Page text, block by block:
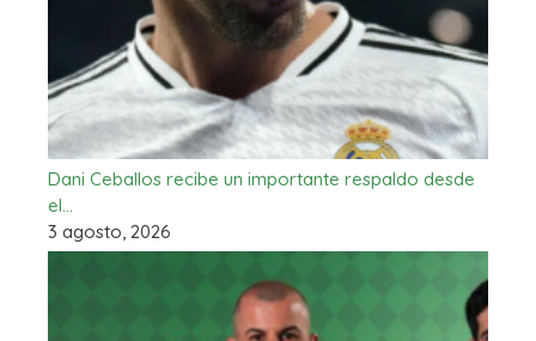
Dani Ceballos recibe un importante respaldo desde
el…
3 agosto, 2026